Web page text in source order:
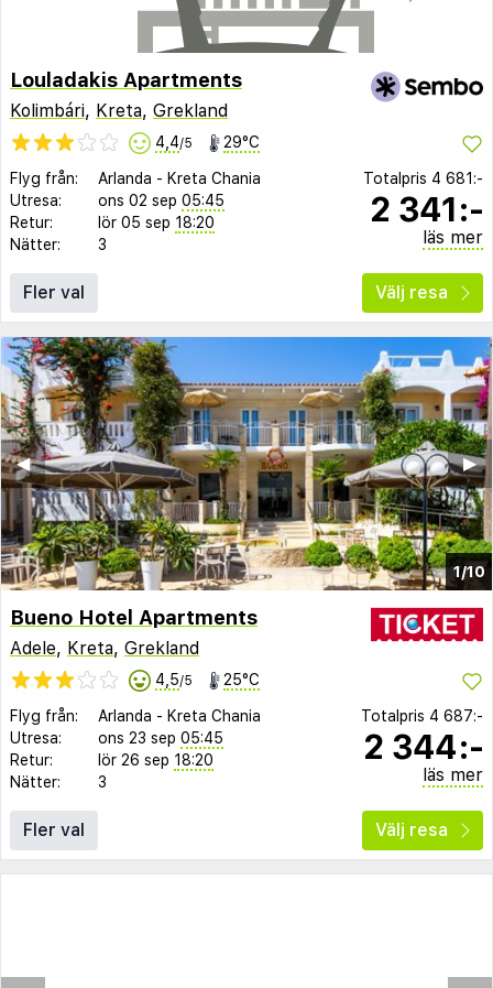
Louladakis Apartments
Kolimbári, Kreta, Grekland
4,4/5 29°C
Flyg från: Arlanda - Kreta Chania
Utresa:
ons 02 sep 05:45
Retur:
lör 05 sep 18:20
Nätter:
3
Totalpris 4 681:-
2 341:-
läs mer
Fler val Välj resa
1/10
▶︎
◀︎
Bueno Hotel Apartments
Adele, Kreta, Grekland
4,5/5 25°C
Flyg från: Arlanda - Kreta Chania
Utresa:
ons 23 sep 05:45
Retur:
lör 26 sep 18:20
Nätter:
3
Totalpris 4 687:-
2 344:-
läs mer
Fler val Välj resa